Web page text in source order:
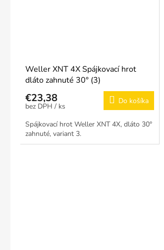
Weller XNT 4X Spájkovací hrot
dláto zahnuté 30° (3)
€23,38
/ ks
Do košíka
Spájkovací hrot Weller XNT 4X, dláto 30°
zahnuté, variant 3.